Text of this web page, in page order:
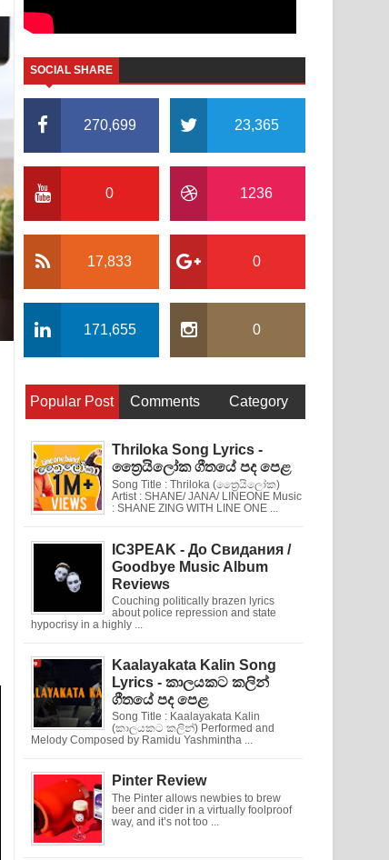
SOCIAL SHARE
270,699 23,365
0 1236
17,833 0
171,655 0
Popular Post Comments Category
Thriloka Song Lyrics -
ත්‍රෛයිලෝක ගීතයේ පද පෙළ
Song Title : Thriloka (ත්‍රෛයිලෝක)
Artist : SHANE/ JANA/ LINEONE Music
: SHANE ZING WITH LINE ONE ...
IC3PEAK - До Свидания /
Goodbye Music Album
Reviews
Couching politically brazen lyrics
about police repression and state
hypocrisy in a highly ...
Kaalayakata Kalin Song
Lyrics - කාලයකට කලින්
ගීතයේ පද පෙළ
Song Title : Kaalayakata Kalin
(කාලයකට කලින්) Performed and
Melody Composed by Ramidu Yashmintha ...
Pinter Review
The Pinter allows newbies to brew
beer and cider in a virtually foolproof
way, and it’s not too ...